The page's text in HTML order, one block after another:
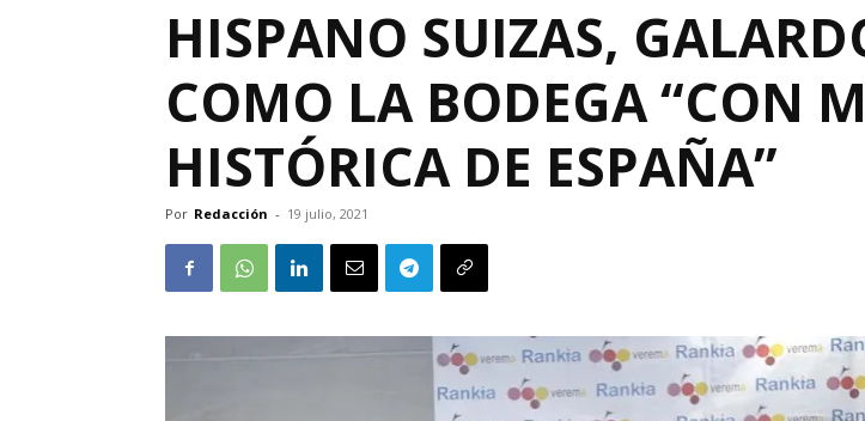
HISPANO SUIZAS,
COMO LA BODEGA “CON
HISTÓRICA DE ESPAÑA”
Por Redacción - 19 julio, 2021